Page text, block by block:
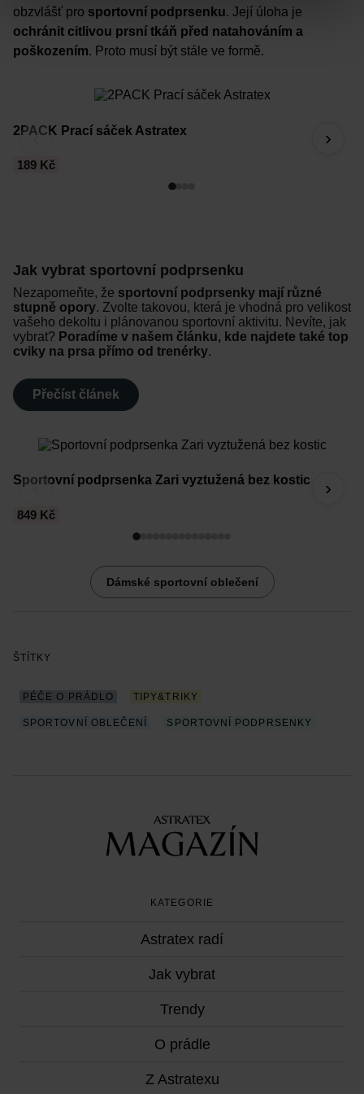
obzvlášť pro sportovní podprsenku. Její úloha je
ochránit citlivou prsní tkáň před natahováním a
poškozením. Proto musí být stále ve formě.
‹
2PACK Prací sáček Astratex
189 Kč
›
Jak vybrat sportovní podprsenku
Nezapomeňte, že sportovní podprsenky mají různé
stupně opory. Zvolte takovou, která je vhodná pro velikost
vašeho dekoltu i plánovanou sportovní aktivitu. Nevíte, jak
vybrat? Poradíme v našem článku, kde najdete také top
cviky na prsa přímo od trenérky.
Přečíst článek
‹
Sportovní podprsenka Zari vyztužená bez kostic
849 Kč
›
Dámské sportovní oblečení
ŠTÍTKY
PÉČE O PRÁDLO TIPY&TRIKY
SPORTOVNÍ OBLEČENÍ SPORTOVNÍ PODPRSENKY
KATEGORIE
Astratex radí
Jak vybrat
Trendy
O prádle
Z Astratexu